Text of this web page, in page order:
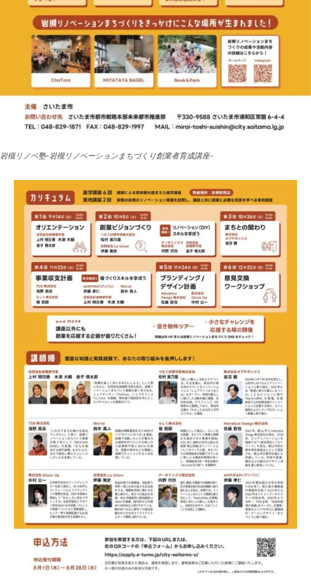
岩槻リノベ塾-岩槻リノベーションまちづくり創業者育成講座-